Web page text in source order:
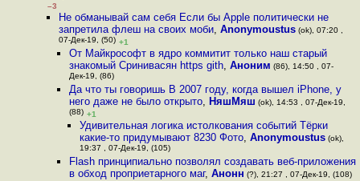
–3
Не обманывай сам себя Если бы Apple политически не
запретила флеш на своих моби, Anonymoustus(ok), 07:20 ,
07-Дек-19, (50) +1
От Майкрософт в ядро коммитит только наш старый
знакомый Сринивасян https gith, Аноним (86), 14:50 , 07-
Дек-19, (86)
Да что ты говоришь В 2007 году, когда вышел iPhone, у
него даже не было открыто, НяшМяш (ok), 14:53 , 07-Дек-19,
(88) +1
Удивительная логика истолкования событий Тёрки
какие-то придумывают 8230 Фото,Anonymoustus (ok),
19:37 , 07-Дек-19, (105)
Flash принципиально позволял создавать веб-приложения
в обход проприетарного маг, Анонн (?), 21:27 , 07-Дек-19, (108)